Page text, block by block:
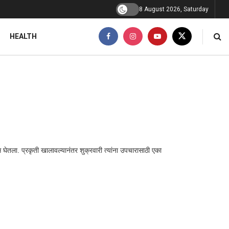
8 August 2026, Saturday
HEALTH
प्रकृती खालावल्यानंतर शुक्रवारी त्यांना उपचारासाठी एका